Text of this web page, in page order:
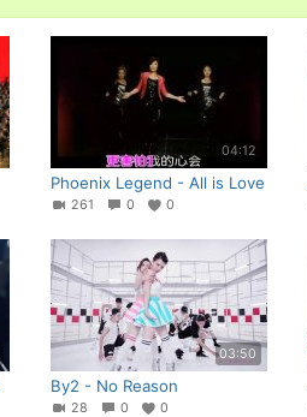
04:12
Phoenix Legend - All is Love
261 0 0
03:50
By2 - No Reason
28 0 0